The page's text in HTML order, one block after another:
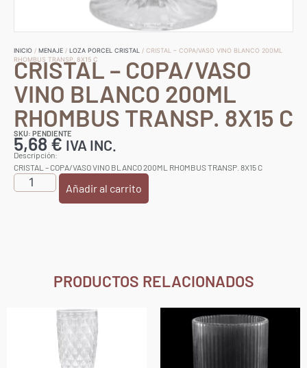
INICIO / MENAJE / LOZA PORCEL CRISTAL
/ CRISTAL – COPA/VASO VINO BLANCO 200ML
RHOMBUS TRANSP. 8X15 C
CRISTAL – COPA/VASO
VINO BLANCO 200ML
RHOMBUS TRANSP. 8X15 C
SKU: PENDIENTE
5,68€ IVA INC.
Descripción:
CRISTAL – COPA/VASO VINO BLANCO 200ML RHOMBUS TRANSP. 8X15 C
Añadir al carrito
PRODUCTOS RELACIONADOS